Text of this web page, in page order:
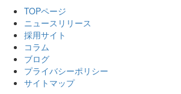
TOPページ
ニュースリリース
採用サイト
コラム
ブログ
プライバシーポリシー
サイトマップ